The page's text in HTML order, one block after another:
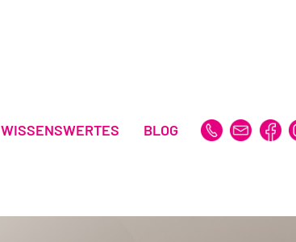
WISSENSWERTES BLOG